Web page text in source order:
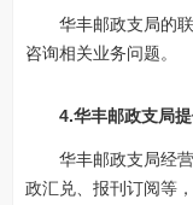
华丰邮政支局的
咨询相关业务问题。
4.华丰邮政支局
华丰邮政支局经
政汇兑、报刊订阅等